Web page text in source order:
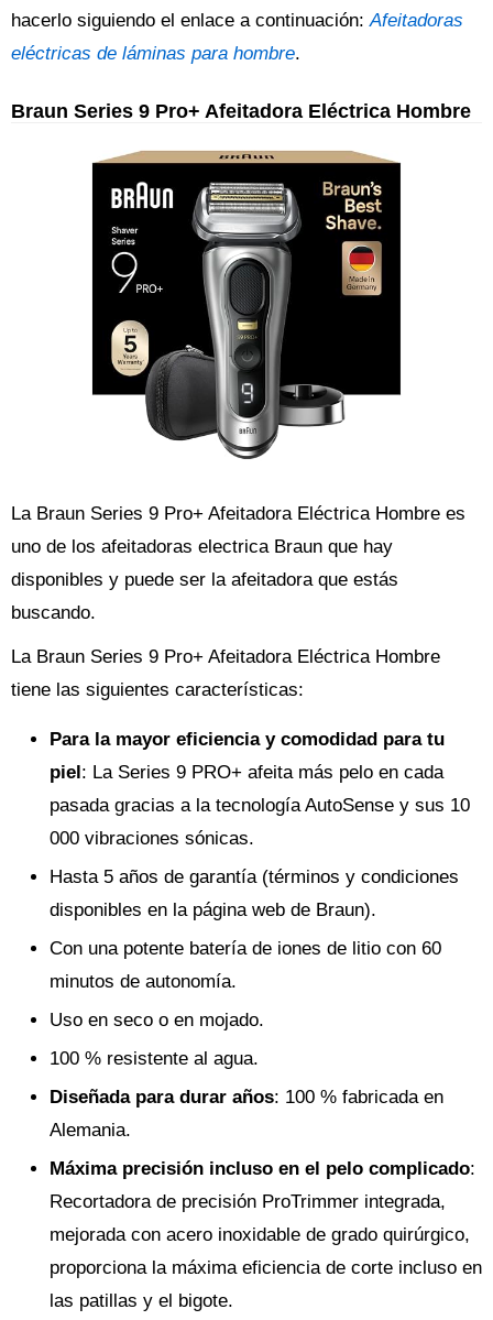
hacerlo siguiendo el enlace a continuación:Afeitadoras
eléctricas de láminas para hombre.
Braun Series 9 Pro+ Afeitadora Eléctrica Hombre
La Braun Series 9 Pro+ Afeitadora Eléctrica Hombre es
uno de los afeitadoras electrica Braun que hay
disponibles y puede ser la afeitadora que estás
buscando.
La Braun Series 9 Pro+ Afeitadora Eléctrica Hombre
tiene las siguientes características:
Para la mayor eficiencia y comodidad para tu
piel: La Series 9 PRO+ afeita más pelo en cada
pasada gracias a la tecnología AutoSense y sus 10
000 vibraciones sónicas.
Hasta 5 años de garantía (términos y condiciones
disponibles en la página web de Braun).
Con una potente batería de iones de litio con 60
minutos de autonomía.
Uso en seco o en mojado.
100 % resistente al agua.
Diseñada para durar años: 100 % fabricada en
Alemania.
Máxima precisión incluso en el pelo complicado:
Recortadora de precisión ProTrimmer integrada,
mejorada con acero inoxidable de grado quirúrgico,
proporciona la máxima eficiencia de corte incluso en
las patillas y el bigote.